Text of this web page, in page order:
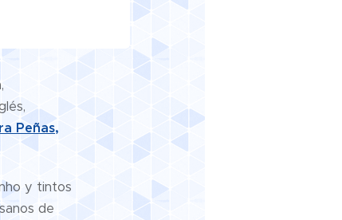
Peñas,
y tintos
de